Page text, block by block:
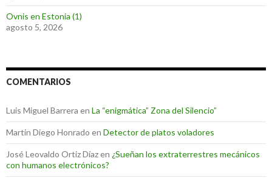
Ovnis en Estonia (1)
agosto 5, 2026
COMENTARIOS
Luis Miguel Barrera en La “enigmática” Zona del Silencio”
Martin Diego Honrado en Detector de platos voladores
José Leovaldo Ortiz Díazen ¿Sueñan los extraterrestres mecánicos
con humanos electrónicos?